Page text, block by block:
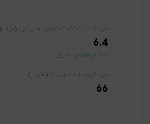
متوسط ​​عدد المكالمات المقطوعة في اليوم (مرات)
6.4
أفضل من 8% من المتداولين
متوسط ​​وقت إعادة الاتصال (بالثواني)
66